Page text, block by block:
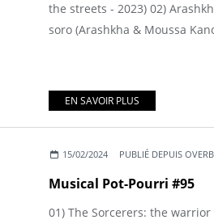
the streets - 2023) 02)
soro (Arashkha & Moussa
EN SAVOIR PLUS
15/02/2024 PUBLIÉ DEPUIS
Musical Pot-Pourri #95
01) The Sorcerers: the warrior